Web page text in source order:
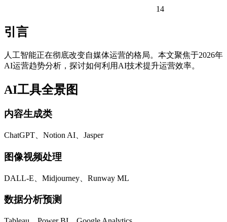
14
引言
人工智能正在彻底改变自媒体运营的格局。本文聚焦于2026年
AI运营趋势分析，探讨如何利用AI技术提升运营效率。
AI工具全景图
内容生成类
ChatGPT、Notion AI、Jasper
图像视频处理
DALL-E、Midjourney、Runway ML
数据分析预测